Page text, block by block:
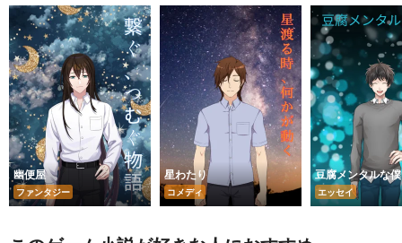
幽便屋
ファンタジー
星わたり
コメディ
豆腐メンタルな僕
エッセイ